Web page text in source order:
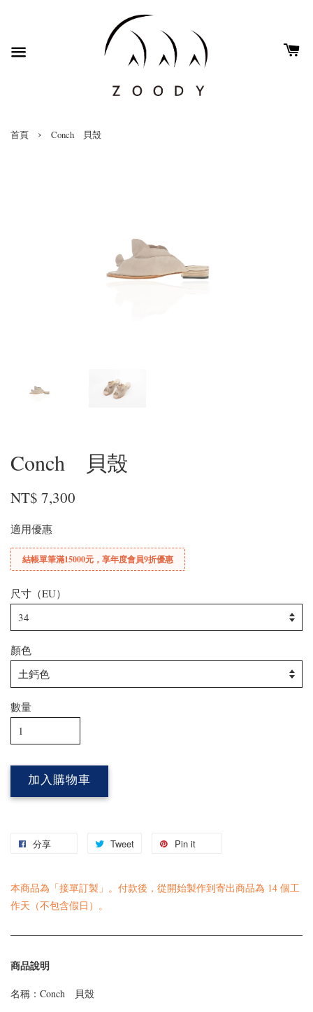
首頁 › Conch 貝殼
Conch 貝殼
NT$ 7,300
適用優惠
結帳單筆滿15000元，享年度會員9折優惠
尺寸（EU）
顏色
數量
加入購物車
分享 Tweet Pin it
本商品為「接單訂製」。付款後，從開始製作到寄出商品為 14 個工
作天（不包含假日）。
商品說明
名稱：Conch 貝殼